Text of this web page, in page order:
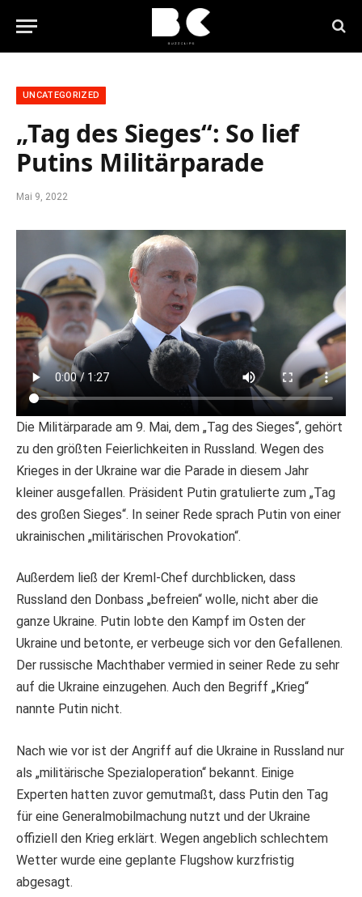
UNCATEGORIZED
„Tag des Sieges“: So lief
Putins Militärparade
Mai 9, 2022
Die Militärparade am 9. Mai, dem „Tag des Sieges“, gehört
zu den größten Feierlichkeiten in Russland. Wegen des
Krieges in der Ukraine war die Parade in diesem Jahr
kleiner ausgefallen. Präsident Putin gratulierte zum „Tag
des großen Sieges“. In seiner Rede sprach Putin von einer
ukrainischen „militärischen Provokation“.
Außerdem ließ der Kreml-Chef durchblicken, dass
Russland den Donbass „befreien“ wolle, nicht aber die
ganze Ukraine. Putin lobte den Kampf im Osten der
Ukraine und betonte, er verbeuge sich vor den Gefallenen.
Der russische Machthaber vermied in seiner Rede zu sehr
auf die Ukraine einzugehen. Auch den Begriff „Krieg“
nannte Putin nicht.
Nach wie vor ist der Angriff auf die Ukraine in Russland nur
als „militärische Spezialoperation“ bekannt. Einige
Experten hatten zuvor gemutmaßt, dass Putin den Tag
für eine Generalmobilmachung nutzt und der Ukraine
offiziell den Krieg erklärt. Wegen angeblich schlechtem
Wetter wurde eine geplante Flugshow kurzfristig
abgesagt.